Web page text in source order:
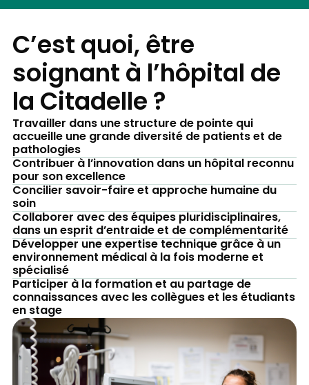
C’est quoi, être
soignant à l’hôpital de
la Citadelle ?
Travailler dans une structure de pointe qui
accueille une grande diversité de patients et de
pathologies
Contribuer à l’innovation dans un hôpital reconnu
pour son excellence
Concilier savoir-faire et approche humaine du
soin
Collaborer avec des équipes pluridisciplinaires,
dans un esprit d’entraide et de complémentarité
Développer une expertise technique grâce à un
environnement médical à la fois moderne et
spécialisé
Participer à la formation et au partage de
connaissances avec les collègues et les étudiants
en stage